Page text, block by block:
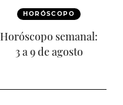
HORÓSCOPO
Horóscopo semanal:
3 a 9 de agosto